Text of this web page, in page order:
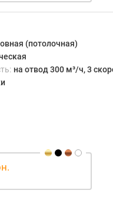
(потолочная)
на отвод 300 м³/ч, 3